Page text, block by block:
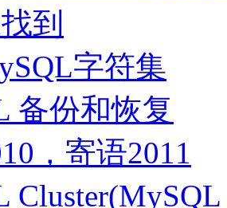
到
字符集
备份和恢复
，寄语2011